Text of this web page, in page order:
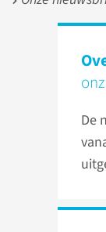
De